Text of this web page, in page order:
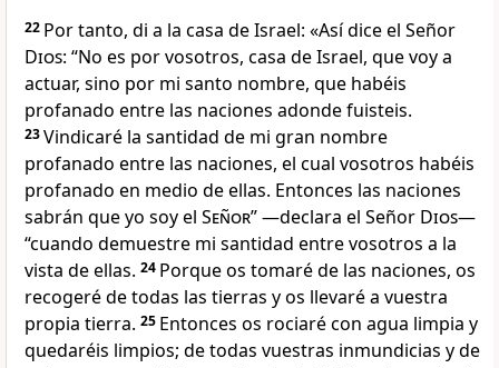
22 Por tanto, di a la casa de Israel: «Así dice el Señor
Dios: “No es por vosotros, casa de Israel, que voy a
actuar, sino por mi santo nombre, que habéis
profanado entre las naciones adonde fuisteis.
23Vindicaré la santidad de mi gran nombre
profanado entre las naciones, el cual vosotros habéis
profanado en medio de ellas. Entonces las naciones
sabrán que yo soy el Señor” —declara el Señor Dios—
“cuando demuestre mi santidad entre vosotros a la
vista de ellas. 24 Porque os tomaré de las naciones, os
recogeré de todas las tierras y os llevaré a vuestra
propia tierra. 25 Entonces os rociaré con agua limpia y
quedaréis limpios; de todas vuestras inmundicias y de